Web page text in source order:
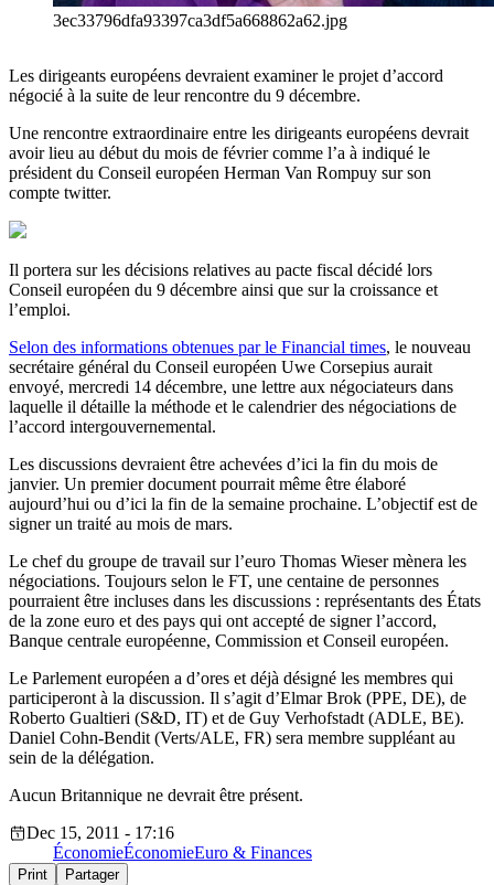
3ec33796dfa93397ca3df5a668862a62.jpg
Les dirigeants européens devraient examiner le projet d’accord
négocié à la suite de leur rencontre du 9 décembre.
Une rencontre extraordinaire entre les dirigeants européens devrait
avoir lieu au début du mois de février comme l’a à indiqué le
président du Conseil européen Herman Van Rompuy sur son
compte twitter.
Il portera sur les décisions relatives au pacte fiscal décidé lors
Conseil européen du 9 décembre ainsi que sur la croissance et
l’emploi.
Selon des informations obtenues par le Financial times, le nouveau
secrétaire général du Conseil européen Uwe Corsepius aurait
envoyé, mercredi 14 décembre, une lettre aux négociateurs dans
laquelle il détaille la méthode et le calendrier des négociations de
l’accord intergouvernemental.
Les discussions devraient être achevées d’ici la fin du mois de
janvier. Un premier document pourrait même être élaboré
aujourd’hui ou d’ici la fin de la semaine prochaine. L’objectif est de
signer un traité au mois de mars.
Le chef du groupe de travail sur l’euro Thomas Wieser mènera les
négociations. Toujours selon le FT, une centaine de personnes
pourraient être incluses dans les discussions : représentants des États
de la zone euro et des pays qui ont accepté de signer l’accord,
Banque centrale européenne, Commission et Conseil européen.
Le Parlement européen a d’ores et déjà désigné les membres qui
participeront à la discussion. Il s’agit d’Elmar Brok (PPE, DE), de
Roberto Gualtieri (S&D, IT) et de Guy Verhofstadt (ADLE, BE).
Daniel Cohn-Bendit (Verts/ALE, FR) sera membre suppléant au
sein de la délégation.
Aucun Britannique ne devrait être présent.
Dec 15, 2011 - 17:16
ÉconomieÉconomieEuro & Finances
Print Partager